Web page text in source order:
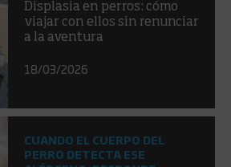
Displasia en perros: cómo
viajar con ellos sin renunciar
a la aventura
18/03/2026
CUANDO EL CUERPO DEL
PERRO DETECTA ESE